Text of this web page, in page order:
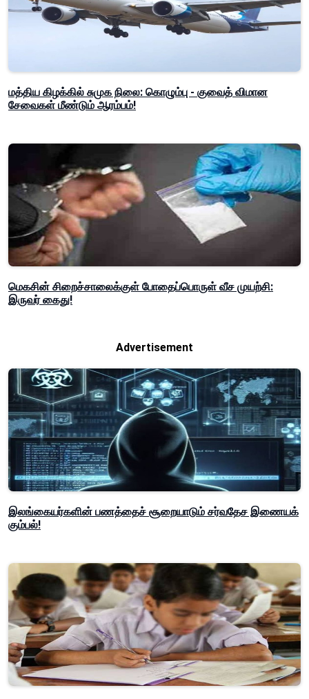
மத்திய கிழக்கில் சுமுக நிலை: கொழும்பு - குவைத் விமான
சேவைகள் மீண்டும் ஆரம்பம்!
மெகசின் சிறைச்சாலைக்குள் போதைப்பொருள் வீச முயற்சி:
இருவர் கைது!
Advertisement
இலங்கையர்களின் பணத்தைச் சூறையாடும் சர்வதேச இணையக்
கும்பல்!